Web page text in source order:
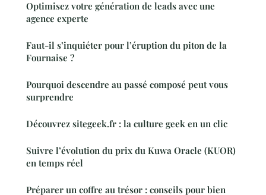
Optimisez votre génération de leads avec une
agence experte
Faut-il s’inquiéter pour l’éruption du piton de la
Fournaise ?
Pourquoi descendre au passé composé peut vous
surprendre
Découvrez sitegeek.fr : la culture geek en un clic
Suivre l’évolution du prix du Kuwa Oracle (KUOR)
en temps réel
Préparer un coffre au trésor : conseils pour bien